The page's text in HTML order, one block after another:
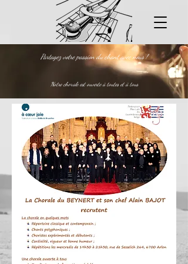
Partagez votre passion du chant avec nous !
Notre chorale est ouverte à toutes et à tous